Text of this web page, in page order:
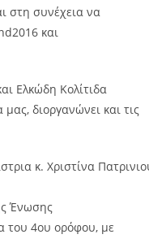
στη συνέχεια να
και
Ελκώδη Κολίτιδα
διοργανώνει και τις
κ. Χριστίνα
Ένωσης
του 4ου ορόφου, με